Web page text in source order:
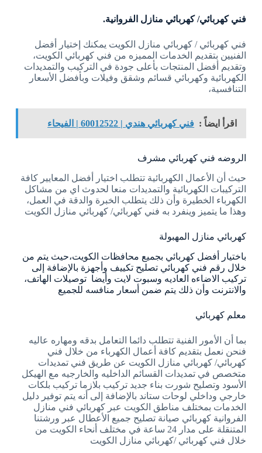
فني كهربائي/ كهربائي منازل الفروانية.
فني كهربائي / كهربائي منازل الكويت يمكنك إختيار أفضل
الفنيين بتقديم الخدمات المميزه من فني كهربائي الكويت،
وتقديم أفضل المنتجات بأعلى جودة في التركيب والتمديدات
الكهربائية وكهربائي قسائم وشقق وفيلات وبأفضل الأسعار
التنافسية،
اقرأ ايضاً : فني كهربائي هندي | 60012522 | الفيحاء
الروضه فني كهربائي مشرف
حيث أن الأعمال الكهربائية تتطلب اختيار أفضل المعايير كافة
التركيبات الكهربائية والتمديدات منعا لحدوث اي من مشاكل
الكهرباء الخطيرة وأن ذلك يتطلب الخبرة والدقة في العمل،
وهذا ما يتميز وينفرد به فني كهربائي/ كهربائي منازل الكويت
كهربائي منازل المهبولة
باختيار أفضل كهربائي بجميع محافظات الكويت،حيث يتم من
خلال رقم فني كهربائي تصليح تكييف وأجهزة بالإضافة إلى
تركيب الاضاءه العاديه وسبوت لايت وأيضا توصيلات الهاتف،
والانترنت وأن ذلك يتم ضمن أسعار منافسه للجميع
معلم كهربائي
بما أن الأمور الفنية تتطلب دائما التعامل بدقه ومهاره عاليه
فنحن نعمل بتقديم كافة أعمال الكهرباء من خلال فني
كهربائي/ كهربائي منازل الكويت عن طريق فني تمديدات
متخصص في تمديدات القسائم الداخليه والخارجيه مع الهيكل
الأسود وتصليح شورت بناء جديد تركيب بلازما تركيب بلكات
خارجي وداخلي لوحات ستاند بالإضافة إلى أنه يتم توفير دليل
الخدمات بمختلف مناطق الكويت عبر كهربائي فني منازل
الفروانية كهربائي صيانة تصليح جميع الأعطال عبر ورشتنا
المتنقلة على مدار 24 ساعة في مختلف أنحاء الكويت من
خلال فني كهربائي /كهربائي منازل الكويت